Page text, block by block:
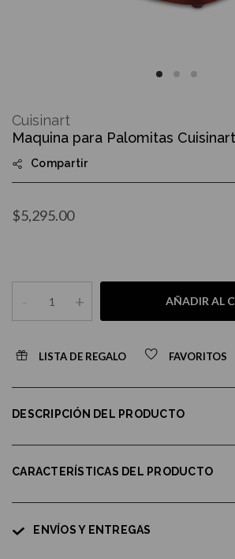
the
beginning
the
images
Maquina para Palomitas
Compartir
$5,295.00
- + AÑADIR AL
LISTA DE REGALO FAVORITOS
Cuisinart
DESCRIPCIÓN DEL PRODUCTO
CARACTERÍSTICAS DEL PRODUCTO
ENVÍOS Y ENTREGAS